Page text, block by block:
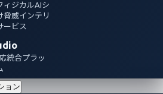
ィジカルAIシ
脅威インテリ
ービス
統合プラッ
ョン
ついて学びます。